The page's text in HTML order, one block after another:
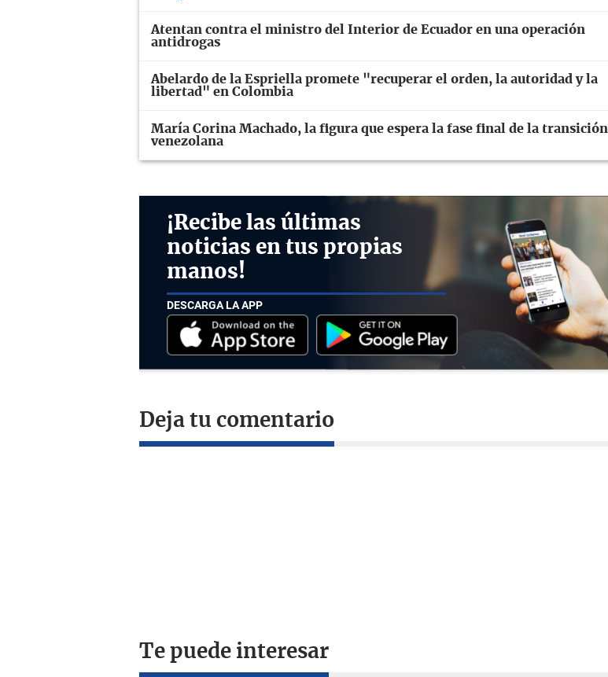
Atentan contra el ministro del Interior de Ecuador en una operación
antidrogas
Abelardo de la Espriella promete "recuperar el orden, la autoridad y la
libertad" en Colombia
María Corina Machado, la figura que espera la fase final de la transición
venezolana
¡Recibe las últimas
noticias en tus propias
manos!
DESCARGA LA APP
Deja tu comentario
Te puede interesar